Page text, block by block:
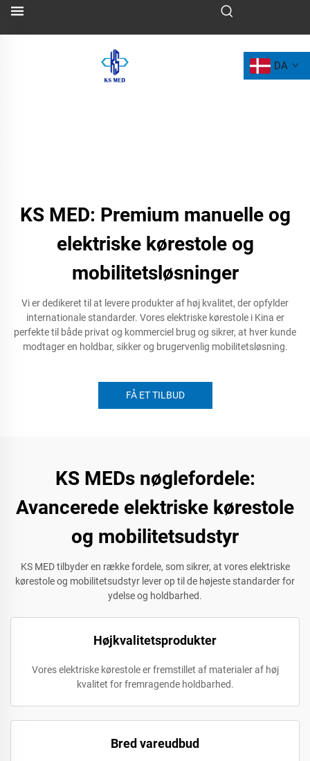
DA
KS MED: Premium manuelle og
elektriske kørestole og
mobilitetsløsninger
Vi er dedikeret til at levere produkter af høj kvalitet, der opfylder
internationale standarder. Vores elektriske kørestole i Kina er
perfekte til både privat og kommerciel brug og sikrer, at hver kunde
modtager en holdbar, sikker og brugervenlig mobilitetsløsning.
FÅ ET TILBUD
KS MEDs nøglefordele:
Avancerede elektriske kørestole
og mobilitetsudstyr
KS MED tilbyder en række fordele, som sikrer, at vores elektriske
kørestole og mobilitetsudstyr lever op til de højeste standarder for
ydelse og holdbarhed.
Højkvalitetsprodukter
Vores elektriske kørestole er fremstillet af materialer af høj
kvalitet for fremragende holdbarhed.
Bred vareudbud